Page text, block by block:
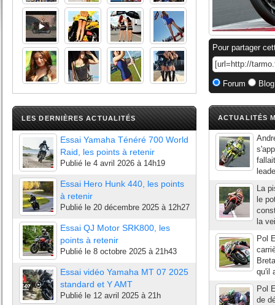
LES DERNIÈRES ACTUALITÉS
Essai Yamaha Ténéré 700 World
Raid, les points à retenir
Publié le 4 avril 2026 à 14h19
Essai Hero Hunk 440, les points
à retenir
Publié le 20 décembre 2025 à 12h27
Essai QJ Motor SRK800, les
points à retenir
Publié le 8 octobre 2025 à 21h43
Essai vidéo Yamaha MT 07 2025
standard et Y AMT
Publié le 12 avril 2025 à 21h
Pour partager
Forum
ACTUALITÉS
La
le
la
Pol
qu'il
Pol
de